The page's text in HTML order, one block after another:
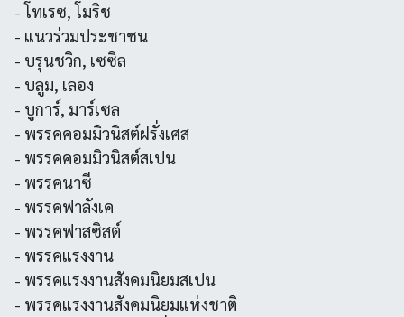
- โทเรซ, โมริช
- แนวร่วมประชาชน
- บรุนชวิก, เซซิล
- บลูม, เลอง
- บูการ์, มาร์เซล
- พรรคคอมมิวนิสต์ฝรั่งเศส
- พรรคคอมมิวนิสต์สเปน
- พรรคนาซี
- พรรคฟาลังเค
- พรรคฟาสซิสต์
- พรรคแรงงาน
- พรรคแรงงานสังคมนิยมสเปน
- พรรคแรงงานสังคมนิยมแห่งชาติ